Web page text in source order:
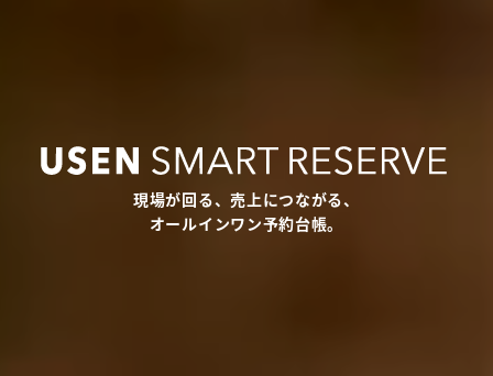
現場が回る、売上につながる、
オールインワン予約台帳。